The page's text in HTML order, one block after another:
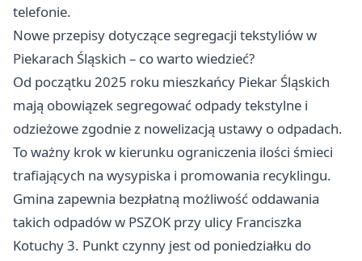
telefonie.
Nowe przepisy dotyczące segregacji tekstyliów w
Piekarach Śląskich – co warto wiedzieć?
Od początku 2025 roku mieszkańcy Piekar Śląskich
mają obowiązek segregować odpady tekstylne i
odzieżowe zgodnie z nowelizacją ustawy o odpadach.
To ważny krok w kierunku ograniczenia ilości śmieci
trafiających na wysypiska i promowania recyklingu.
Gmina zapewnia bezpłatną możliwość oddawania
takich odpadów w PSZOK przy ulicy Franciszka
Kotuchy 3. Punkt czynny jest od poniedziałku do